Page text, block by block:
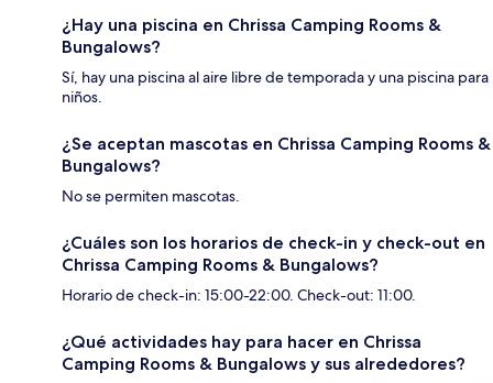
¿Hay una piscina en Chrissa Camping Rooms &
Bungalows?
Sí, hay una piscina al aire libre de temporada y una piscina para
niños.
¿Se aceptan mascotas en Chrissa Camping Rooms &
Bungalows?
No se permiten mascotas.
¿Cuáles son los horarios de check-in y check-out en
Chrissa Camping Rooms & Bungalows?
Horario de check-in: 15:00-22:00. Check-out: 11:00.
¿Qué actividades hay para hacer en Chrissa
Camping Rooms & Bungalows y sus alrededores?